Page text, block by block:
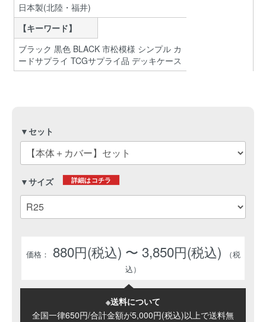
日本製(北陸・福井)
【キーワード】
ブラック 黒色 BLACK 市松模様 シンプル カ
ードサプライ TCGサプライ品 デッキケース
▼セット
▼サイズ 詳細はコチラ
880円(税込) 〜 3,850円(税込)
※送料について
全国一律650円/合計金額が5,000円(税込)以上で送料無